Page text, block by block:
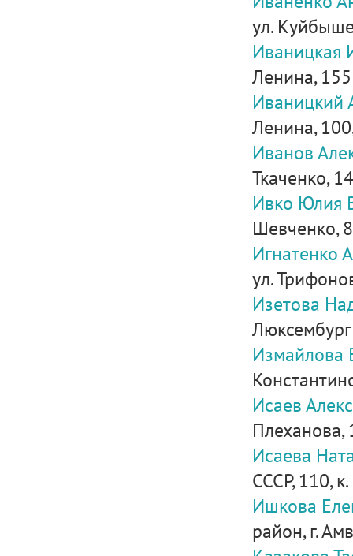
ул.
Ленина, 155
Иваницкий
Ленина,
Иванов
Ткаченко,
Ивко Юлия
Шевченко,
Игнатенко
ул.
Изетова
Измайлова
Исаев
Плеханова,
Исаева
СССР, 110,
Ишкова
район, г.